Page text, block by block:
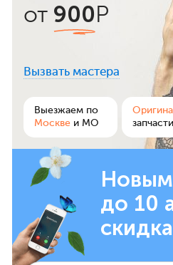
от 900 Р
Вызвать мастера
Выезжаем по
Москве и МО
запчасти
до 10